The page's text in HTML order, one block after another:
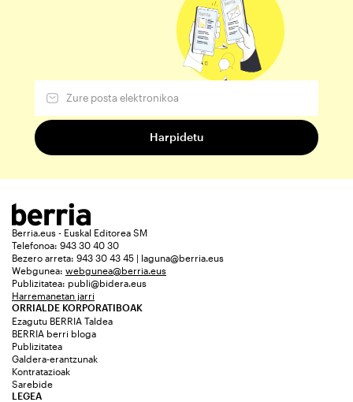
Berria.eus - Euskal Editorea SM
Telefonoa: 943 30 40 30
Bezero arreta: 943 30 43 45 | laguna@berria.eus
Webgunea: webgunea@berria.eus
Publizitatea: publi@bidera.eus
Harremanetan jarri
ORRIALDE KORPORATIBOAK
Ezagutu BERRIA Taldea
BERRIA berri bloga
Publizitatea
Galdera-erantzunak
Kontratazioak
Sarebide
LEGEA